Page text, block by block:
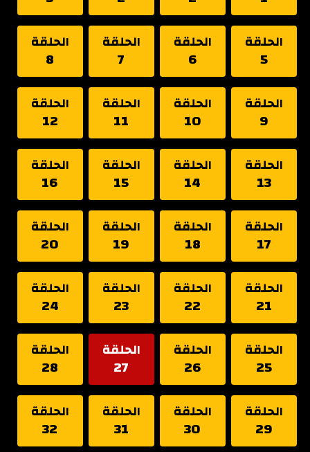
الحلقة
5
الحلقة
6
الحلقة
7
الحلقة
8
الحلقة
9
الحلقة
10
الحلقة
11
الحلقة
12
الحلقة
13
الحلقة
14
الحلقة
15
الحلقة
16
الحلقة
17
الحلقة
18
الحلقة
19
الحلقة
20
الحلقة
21
الحلقة
22
الحلقة
23
الحلقة
24
الحلقة
25
الحلقة
26
الحلقة
27
الحلقة
28
الحلقة
29
الحلقة
30
الحلقة
31
الحلقة
32